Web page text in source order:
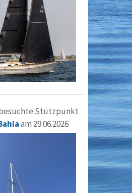
Stützpunkt
am 29.06.2026